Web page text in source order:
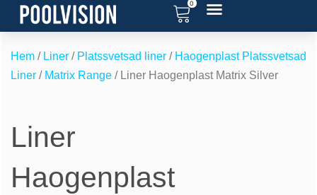
Hoppa
till
innehåll
0
Hem / Liner / Platssvetsad liner / Haogenplast Platssvetsad
Liner / Matrix Range / Liner Haogenplast Matrix Silver
Liner
Haogenplast